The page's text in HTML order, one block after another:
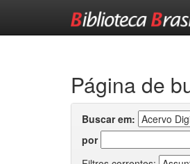
Página de
Buscar em:
por